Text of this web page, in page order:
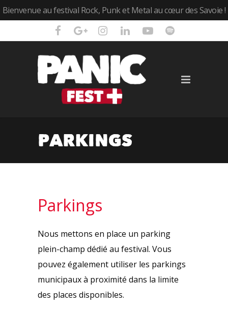
Bienvenue au festival Rock, Punk et Metal au cœur des Savoie !
PARKINGS
Parkings
Nous mettons en place un parking
plein-champ dédié au festival. Vous
pouvez également utiliser les parkings
municipaux à proximité dans la limite
des places disponibles.